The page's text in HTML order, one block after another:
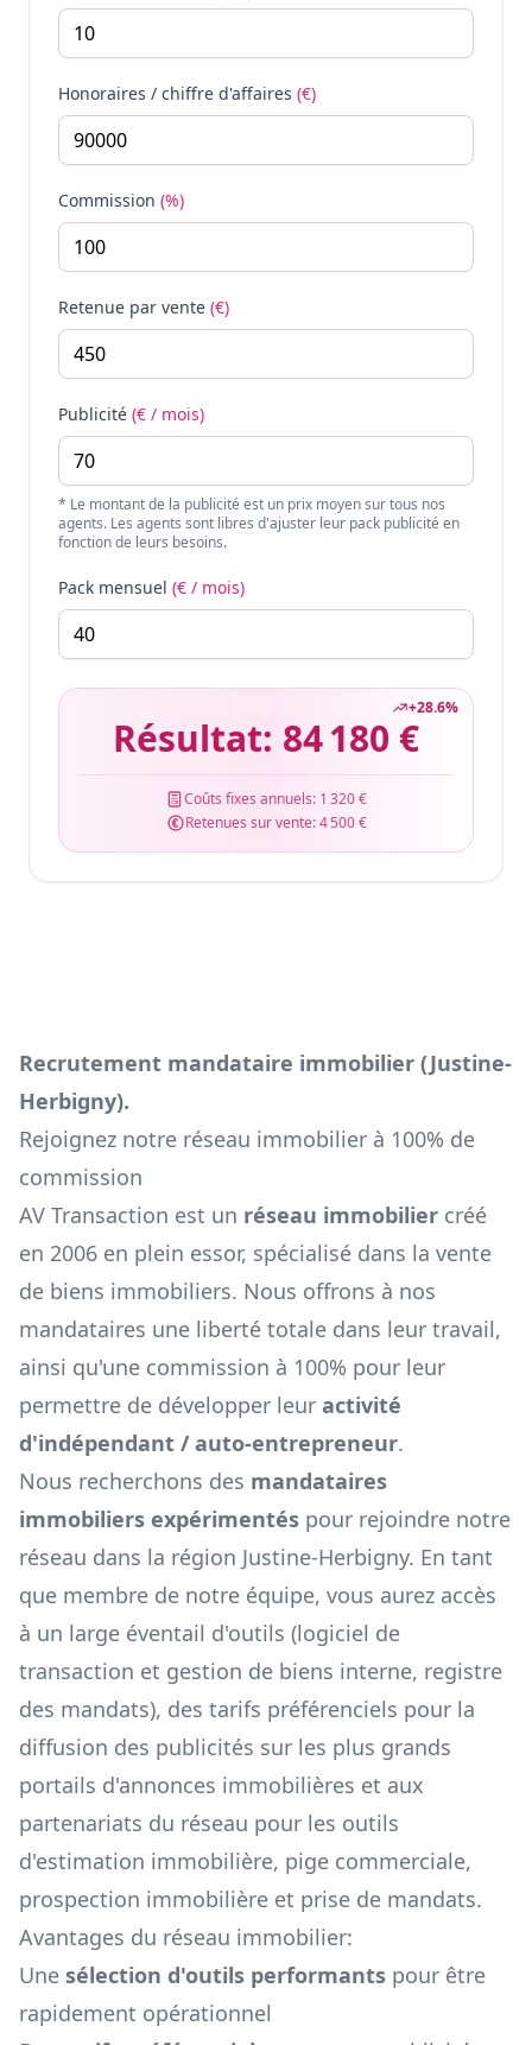
Honoraires / chiffre d'affaires (€)
Commission (%)
Retenue par vente (€)
Publicité (€ / mois)
* Le montant de la publicité est un prix moyen sur tous nos
agents. Les agents sont libres d'ajuster leur pack publicité en
fonction de leurs besoins.
Pack mensuel (€ / mois)
+28.6%
Résultat: 84 180 €
Coûts fixes annuels: 1 320 €
Retenues sur vente:4 500 €
Recrutement mandataire immobilier (Justine-
Herbigny).
Rejoignez notre réseau immobilier à 100% de
commission
AV Transaction est un réseau immobilier créé
en 2006 en plein essor, spécialisé dans la vente
de biens immobiliers. Nous offrons à nos
mandataires une liberté totale dans leur travail,
ainsi qu'une commission à 100% pour leur
permettre de développer leur activité
d'indépendant / auto-entrepreneur.
Nous recherchons des mandataires
immobiliers expérimentés pour rejoindre notre
réseau dans la région Justine-Herbigny. En tant
que membre de notre équipe, vous aurez accès
à un large éventail d'outils (logiciel de
transaction et gestion de biens interne, registre
des mandats), des tarifs préférenciels pour la
diffusion des publicités sur les plus grands
portails d'annonces immobilières et aux
partenariats du réseau pour les outils
d'estimation immobilière, pige commerciale,
prospection immobilière et prise de mandats.
Avantages du réseau immobilier:
Une sélection d'outils performants pour être
rapidement opérationnel